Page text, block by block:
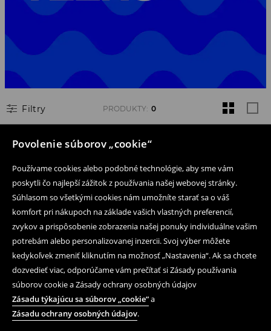
Povolenie súborov „cookie“
Používame cookies alebo podobné technológie, aby sme vám
poskytli čo najlepší zážitok z používania našej webovej stránky.
Súhlasom so všetkými cookies nám umožníte starať sa o váš
komfort pri nákupoch na základe vašich vlastných preferencií,
zvykov a prispôsobenie zobrazenia našej ponuky individuálne vašim
potrebám alebo personalizovanej inzercii. Svoj výber môžete
kedykoľvek zmeniť kliknutím na možnosť „Nastavenia“. Ak sa chcete
dozvedieť viac, odporúčame vám prečítať si Zásady používania
súborov cookie a Zásady ochrany osobných údajov
Zásadu týkajúcu sa súborov „cookie“a
Zásadu ochrany osobných údajov.
Filtry PRODUKTY: 0
Následujte nás
Pomoc a kontakt
Nákup produktov on-line
Obchodné podmienky a ochrana osobných údajov
Právne záležitosti